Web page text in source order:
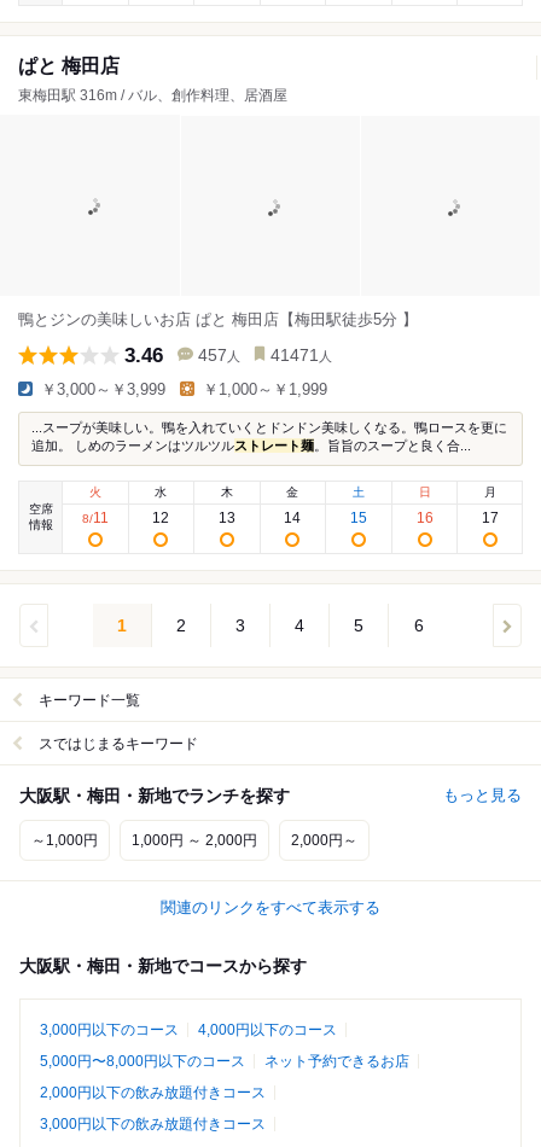
ぱと 梅田店
東梅田駅 316m / バル、創作料理、居酒屋
鴨とジンの美味しいお店 ぱと 梅田店【梅田駅徒歩5分 】
3.46 457 人 41471 人
￥3,000～￥3,999 ￥1,000～￥1,999
...スープが美味しい。鴨を入れていくとドンドン美味しくなる。鴨ロースを更に
追加。 しめのラーメンはツルツルストレート麺 。旨旨のスープと良く合...
空席
情報
火
8/11
水
12
木
13
金
14
土
15
日
16
月
17
1 2 3 4 5 6
キーワード一覧
スではじまるキーワード
大阪駅・梅田・新地でランチを探す もっと見る
～1,000円 1,000円 ～ 2,000円 2,000円～
関連のリンクをすべて表示する
大阪駅・梅田・新地でコースから探す
3,000円以下のコース
4,000円以下のコース
5,000円〜8,000円以下のコース
ネット予約できるお店
2,000円以下の飲み放題付きコース
3,000円以下の飲み放題付きコース